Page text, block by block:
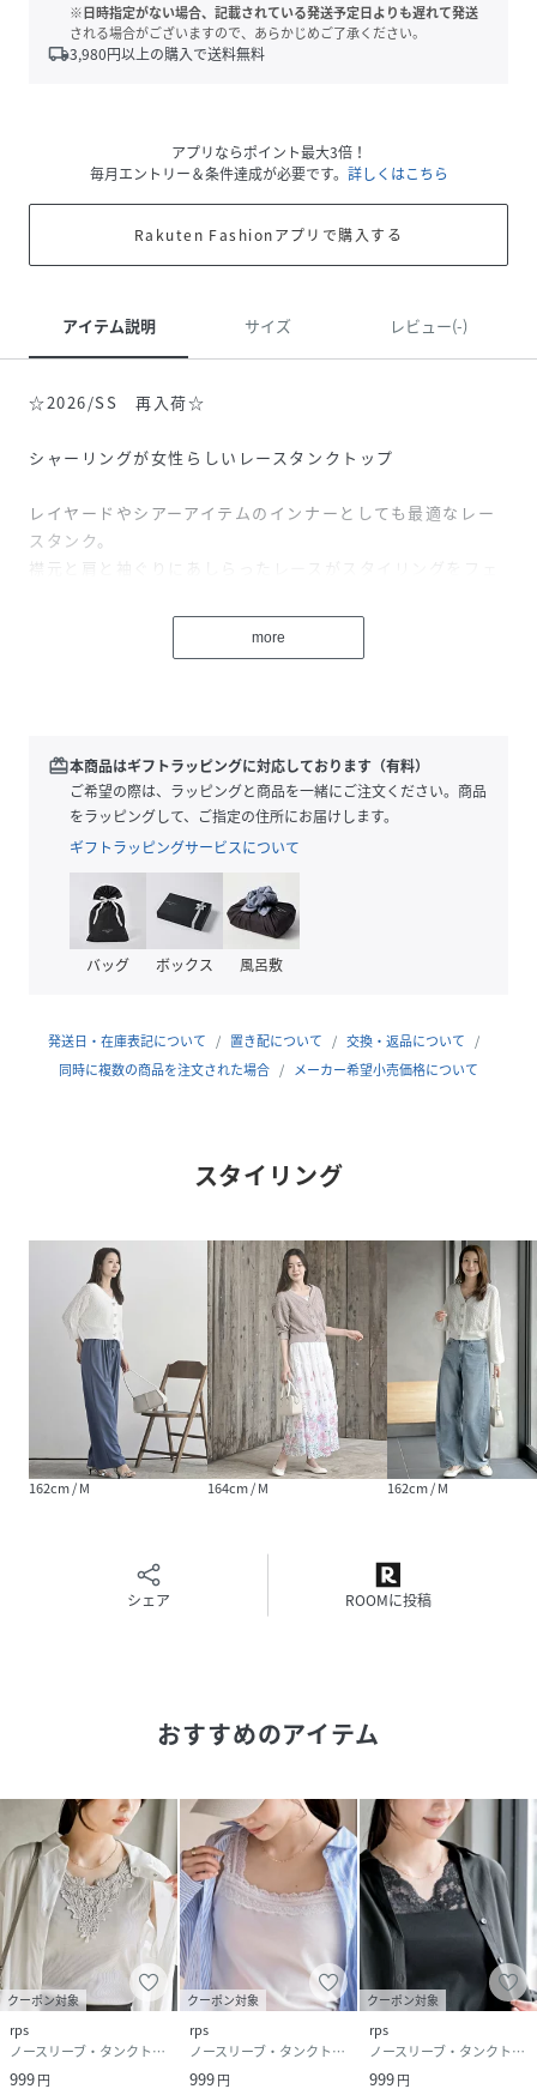
※日時指定がない場合、記載されている発送予定日よりも遅れて発送
される場合がございますので、あらかじめご了承ください。
local_shipping3,980円以上の購入で送料無料
アプリならポイント最大3倍！
毎月エントリー＆条件達成が必要です。 詳しくはこちら
Rakuten Fashionアプリで購入する
アイテム説明 サイズ レビュー(-)
☆2026/SS 再入荷☆
シャーリングが女性らしいレースタンクトップ
レイヤードやシアーアイテムのインナーとしても最適なレー
スタンク。
襟元と肩と袖ぐりにあしらったレースがスタイリングをフェ
ショルダーの付け根にタックを施して立体感をプラス。
胸元のシャーリングも女性らしいデザインになっています。
伸縮性あり
織キズやだま等みられる場合もございます
洗濯：手洗い可
※再入荷の場合、生産時期が異なるため色・素材・サイズ・
デザイン等多少異なる場合がございますので予めご了承くだ
原産国 中国製
クリーニング 洗濯：手洗い可
品番
NS9204_1180200145
1180200145-24-02 NS9204 )
more
redeem本商品はギフトラッピングに対応しております（有料）
ご希望の際は、ラッピングと商品を一緒にご注文ください。商品
をラッピングして、ご指定の住所にお届けします。
ギフトラッピングサービスについて
バッグ ボックス 風呂敷
発送日・在庫表記について 置き配について
交換・返品について
同時に複数の商品を注文された場合
メーカー希望小売価格について
スタイリング
162cm / M 164cm / M 162cm / M
シェア ROOMに投稿
おすすめのアイテム
クーポン対象
rps
ノースリーブ・タンクトップ
999円
クーポン対象
rps
ノースリーブ・タンクトップ
999円
クーポン対象
rps
ノースリーブ・タンクトップ
999円